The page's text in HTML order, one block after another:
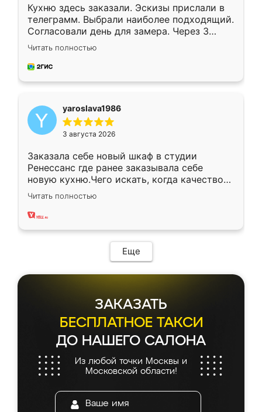
Кухню здесь заказали. Эскизы прислали в
телеграмм. Выбрали наиболее подходящий.
Согласовали день для замера. Через 3
недели кухня была уже готова. Остались
довольны работой. Спасибо Ренессанс
мебель за качественную работу!
Читать полностью
yaroslava1986
3 августа 2026
Заказала себе новый шкаф в студии
Ренессанс где ранее заказывала себе
новую кухню.Чего искать, когда качеством
вполне довольна. Служит кухня уже почти
два года, нареканий нет.
Читать полностью
Еще
ЗАКАЗАТЬ
БЕСПЛАТНОЕ ТАКСИ
ДО НАШЕГО САЛОНА
Из любой точки Москвы и
Московской области!